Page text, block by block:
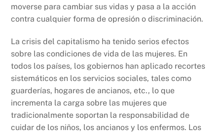
moverse para cambiar sus vidas y pasa a la acción
contra cualquier forma de opresión o discriminación.
La crisis del capitalismo ha tenido serios efectos
sobre las condiciones de vida de las mujeres. En
todos los países, los gobiernos han aplicado recortes
sistemáticos en los servicios sociales, tales como
guarderías, hogares de ancianos, etc., lo que
incrementa la carga sobre las mujeres que
tradicionalmente soportan la responsabilidad de
cuidar de los niños, los ancianos y los enfermos. Los